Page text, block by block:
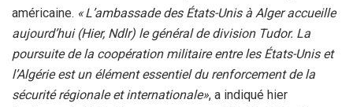
américaine. « L’ambassade des États-Unis à Alger accueille
aujourd’hui (Hier, Ndlr) le général de division Tudor. La
poursuite de la coopération militaire entre les États-Unis et
l’Algérie est un élément essentiel du renforcement de la
sécurité régionale et internationale», a indiqué hier